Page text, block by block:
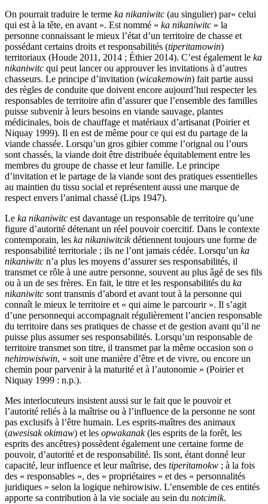
On pourrait traduire le terme ka nikaniwitc (au singulier) par« celui
qui est à la tête, en avant ». Est nommé « ka nikaniwitc » la
personne connaissant le mieux l’état d’un territoire de chasse et
possédant certains droits et responsabilités (tiperitamowin)
territoriaux (Houde 2011, 2014 ; Éthier 2014). C’est également le ka
nikaniwitc qui peut lancer ou approuver les invitations à d’autres
chasseurs. Le principe d’invitation (wicakemowin) fait partie aussi
des règles de conduite que doivent encore aujourd’hui respecter les
responsables de territoire afin d’assurer que l’ensemble des familles
puisse subvenir à leurs besoins en viande sauvage, plantes
médicinales, bois de chauffage et matériaux d’artisanat (Poirier et
Niquay 1999). Il en est de même pour ce qui est du partage de la
viande chassée. Lorsqu’un gros gibier comme l’orignal ou l’ours
sont chassés, la viande doit être distribuée équitablement entre les
membres du groupe de chasse et leur famille. Le principe
d’invitation et le partage de la viande sont des pratiques essentielles
au maintien du tissu social et représentent aussi une marque de
respect envers l’animal chassé (Lips 1947).
Le ka nikaniwitc est davantage un responsable de territoire qu’une
figure d’autorité détenant un réel pouvoir coercitif. Dans le contexte
contemporain, les ka nikaniwitcikdétiennent toujours une forme de
responsabilité territoriale ; ils ne l’ont jamais cédée. Lorsqu’un ka
nikaniwitc n’a plus les moyens d’assurer ses responsabilités, il
transmet ce rôle à une autre personne, souvent au plus âgé de ses fils
ou à un de ses frères. En fait, le titre et les responsabilités du ka
nikaniwitc sont transmis d’abord et avant tout à la personne qui
connaît le mieux le territoire et « qui aime le parcourir ». Il s’agit
d’une personnequi accompagnait régulièrement l’ancien responsable
du territoire dans ses pratiques de chasse et de gestion avant qu’il ne
puisse plus assumer ses responsabilités. Lorsqu’un responsable de
territoire transmet son titre, il transmet par la même occasion son o
nehirowisiwin, « soit une manière d’être et de vivre, ou encore un
chemin pour parvenir à la maturité et à l’autonomie » (Poirier et
Niquay 1999 : n.p.).
Mes interlocuteurs insistent aussi sur le fait que le pouvoir et
l’autorité reliés à la maîtrise ou à l’influence de la personne ne sont
pas exclusifs à l’être humain. Les esprits-maîtres des animaux
(awesisak okimaw) et les opwakanak(les esprits de la forêt, les
esprits des ancêtres) possèdent également une certaine forme de
pouvoir, d’autorité et de responsabilité. Ils sont, étant donné leur
capacité, leur influence et leur maîtrise, des tiperitamokw ; à la fois
des « responsables », des « propriétaires » et des « personnalités
juridiques » selon la logique nehirowisiw. L’ensemble de ces entités
apporte sa contribution à la vie sociale au sein du notcimik.